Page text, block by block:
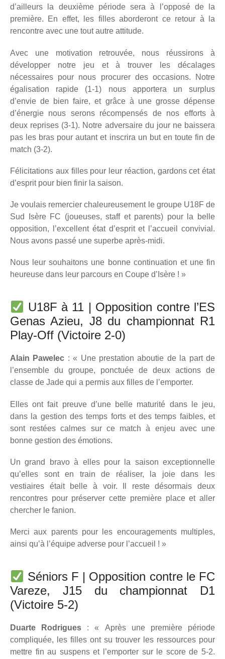
d’ailleurs la deuxième période sera à l’opposé de la
première. En effet, les filles aborderont ce retour à la
rencontre avec une tout autre attitude.
Avec une motivation retrouvée, nous réussirons à
développer notre jeu et à trouver les décalages
nécessaires pour nous procurer des occasions. Notre
égalisation rapide (1-1) nous apportera un surplus
d’envie de bien faire, et grâce à une grosse dépense
d’énergie nous serons récompensés de nos efforts à
deux reprises (3-1). Notre adversaire du jour ne baissera
pas les bras pour autant et inscrira un but en toute fin de
match (3-2).
Félicitations aux filles pour leur réaction, gardons cet état
d’esprit pour bien finir la saison.
Je voulais remercier chaleureusement le groupe U18F de
Sud Isère FC (joueuses, staff et parents) pour la belle
opposition, l’excellent état d’esprit et l’accueil convivial.
Nous avons passé une superbe après-midi.
Nous leur souhaitons une bonne continuation et une fin
heureuse dans leur parcours en Coupe d’Isère ! »
U18F à 11 | Opposition contre l’ES
Genas Azieu, J8 du championnat R1
Play-Off (Victoire 2-0)
Alain Pawelec : « Une prestation aboutie de la part de
l’ensemble du groupe, ponctuée de deux actions de
classe de Jade qui a permis aux filles de l’emporter.
Elles ont fait preuve d’une belle maturité dans le jeu,
dans la gestion des temps forts et des temps faibles, et
sont restées calmes sur ce match à enjeu avec une
bonne gestion des émotions.
Un grand bravo à elles pour la saison exceptionnelle
qu’elles sont en train de réaliser, la joie dans les
vestiaires était belle à voir. Il reste désormais deux
rencontres pour préserver cette première place et aller
chercher le fanion.
Merci aux parents pour les encouragements multiples,
ainsi qu’à l’équipe adverse pour l’accueil ! »
Séniors F | Opposition contre le FC
Vareze, J15 du championnat D1
(Victoire 5-2)
Duarte Rodrigues : « Après une première période
compliquée, les filles ont su trouver les ressources pour
mettre fin au suspens et l’emporter sur le score de 5-2.